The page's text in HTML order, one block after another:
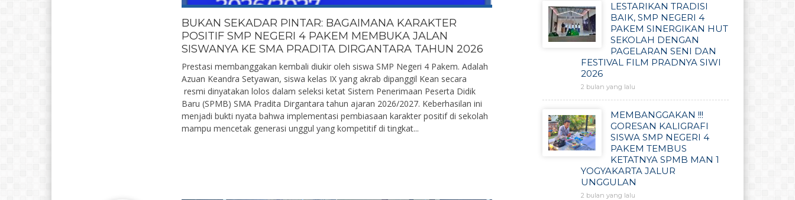
BUKAN SEKADAR PINTAR: BAGAIMANA KARAKTER
POSITIF SMP NEGERI 4 PAKEM MEMBUKA JALAN
SISWANYA KE SMA PRADITA DIRGANTARA TAHUN 2026
Prestasi membanggakan kembali diukir oleh siswa SMP Negeri 4 Pakem. Adalah
Azuan Keandra Setyawan, siswa kelas IX yang akrab dipanggil Kean secara
resmi dinyatakan lolos dalam seleksi ketat Sistem Penerimaan Peserta Didik
Baru (SPMB) SMA Pradita Dirgantara tahun ajaran 2026/2027. Keberhasilan ini
menjadi bukti nyata bahwa implementasi pembiasaan karakter positif di sekolah
mampu mencetak generasi unggul yang kompetitif di tingkat...
LESTARIKAN TRADISI
BAIK, SMP NEGERI 4
PAKEM SINERGIKAN HUT
SEKOLAH DENGAN
PAGELARAN SENI DAN
FESTIVAL FILM PRADNYA SIWI
2026
2 bulan yang lalu
MEMBANGGAKAN !!!
GORESAN KALIGRAFI
SISWA SMP NEGERI 4
PAKEM TEMBUS
KETATNYA SPMB MAN 1
YOGYAKARTA JALUR
UNGGULAN
2 bulan yang lalu